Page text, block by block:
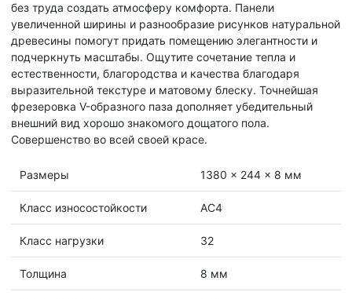
без труда создать атмосферу комфорта. Панели
увеличенной ширины и разнообразие рисунков натуральной
древесины помогут придать помещению элегантности и
подчеркнуть масштабы. Ощутите сочетание тепла и
естественности, благородства и качества благодаря
выразительной текстуре и матовому блеску. Точнейшая
фрезеровка V-образного паза дополняет убедительный
внешний вид хорошо знакомого дощатого пола.
Совершенство во всей своей красе.
Размеры 1380 x 244 x 8 мм
Класс износостойкости AC4
Класс нагрузки 32
Толщина 8 мм